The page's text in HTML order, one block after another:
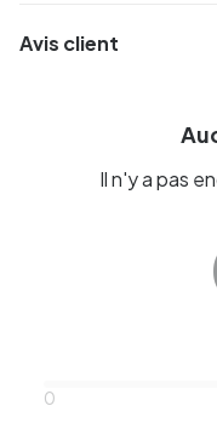
Avis client
Il n'y a pas
0